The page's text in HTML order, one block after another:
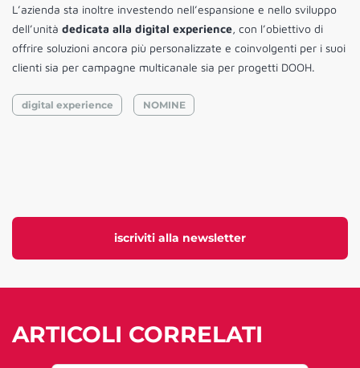
iscriviti alla newsletter
L’azienda sta inoltre investendo nell’espansione e nello sviluppo
dell’unità dedicata alla digital experience, con l’obiettivo di
offrire soluzioni ancora più personalizzate e coinvolgenti per i suoi
clienti sia per campagne multicanale sia per progetti DOOH.
digital experience NOMINE
ARTICOLI CORRELATI